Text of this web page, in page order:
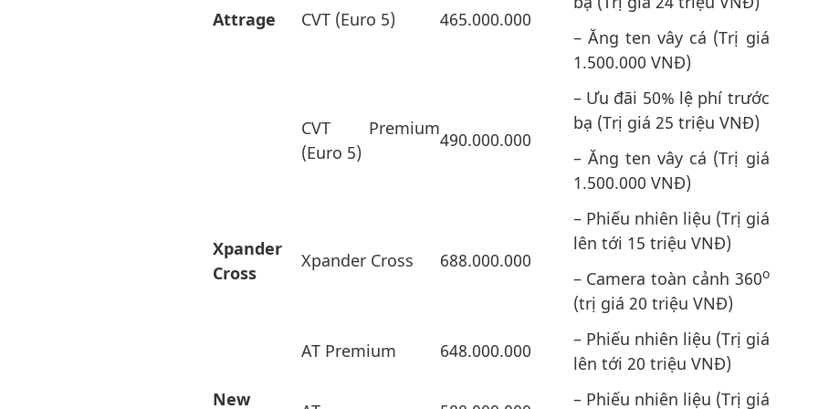
Attrage CVT (Euro 5) 465.000.000
– Ăng ten vây cá (Trị giá
1.500.000 VNĐ)
CVT Premium
(Euro 5)
490.000.000
– Ưu đãi 50% lệ phí trước
bạ (Trị giá 25 triệu VNĐ)
– Ăng ten vây cá (Trị giá
1.500.000 VNĐ)
Xpander
Cross
Xpander Cross 688.000.000
– Phiếu nhiên liệu (Trị giá
lên tới 15 triệu VNĐ)
– Camera toàn cảnh 360o
(trị giá 20 triệu VNĐ)
New
AT Premium 648.000.000
– Phiếu nhiên liệu (Trị giá
lên tới 20 triệu VNĐ)
– Phiếu nhiên liệu (Trị giá